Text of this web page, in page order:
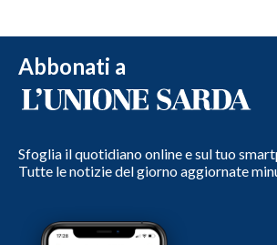
Abbonati a
Sfoglia il quotidiano online e sul tuo
Tutte le notizie del giorno aggiornate